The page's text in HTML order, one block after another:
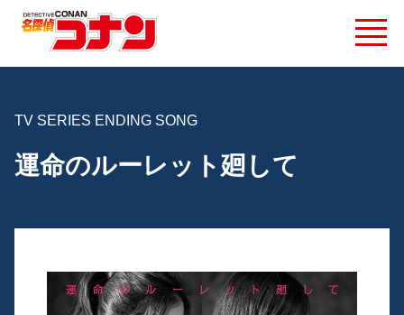
TV SERIES ENDING SONG
運命のルーレット廻して